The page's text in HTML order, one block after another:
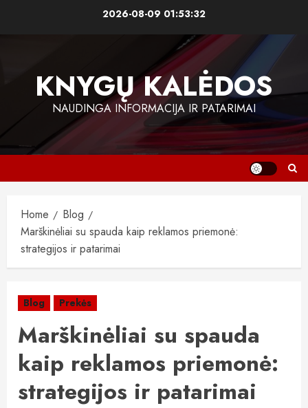
2026-08-09 01:53:32
KNYGŲ KALĖDOS
NAUDINGA INFORMACIJA IR PATARIMAI
Home
Blog
Marškinėliai su spauda kaip reklamos priemonė:
strategijos ir patarimai
Blog Prekės
Marškinėliai su spauda
kaip reklamos priemonė:
strategijos ir patarimai